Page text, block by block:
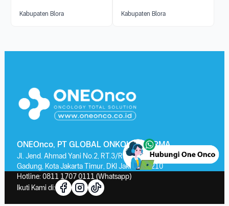
Kabupaten Blora Kabupaten Blora
ONEOnco, PT GLOBAL ONKOLAB FARMA
Jl. Jend. Ahmad Yani No.2, RT.3/RW.13, Kayu Putih, Kec. Pulo
Gadung, Kota Jakarta Timur, DKI Jakarta 13210
Hotline: 0811 1707 0111 (Whatsapp)
Ikuti Kami di: